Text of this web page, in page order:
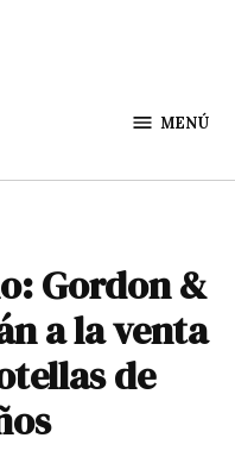
MENÚ
Gordon &
a la venta
de